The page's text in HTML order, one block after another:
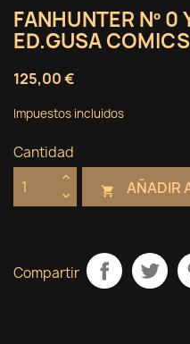
FANHUNTER Nº
ED.GUSA
125,00 €
Impuestos incluidos
Cantidad
 AÑADIR
Compartir